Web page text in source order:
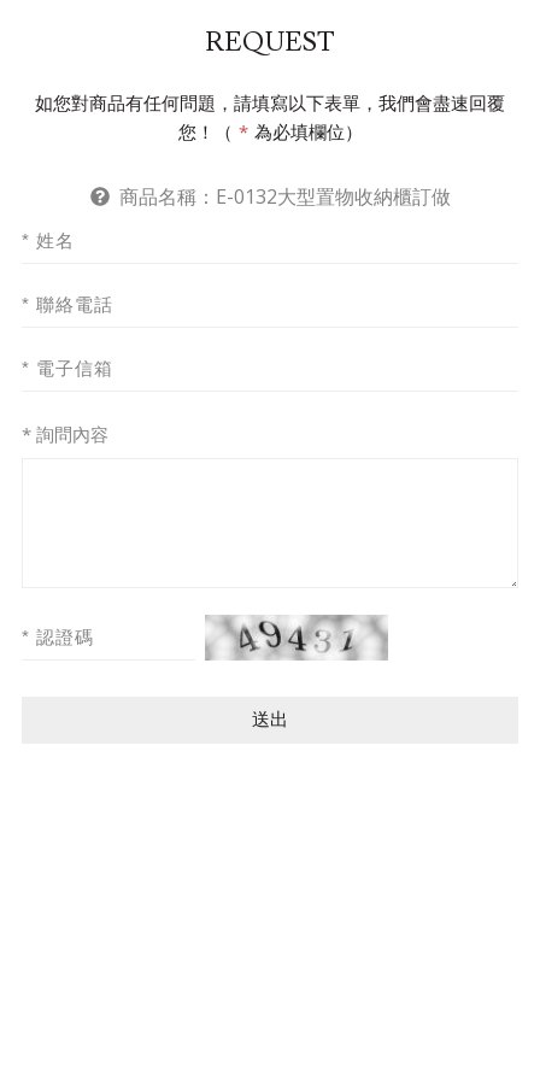
REQUEST
如您對商品有任何問題，請填寫以下表單，我們會盡速回覆
您！（ * 為必填欄位）
商品名稱： E-0132大型置物收納櫃訂做
* 詢問內容